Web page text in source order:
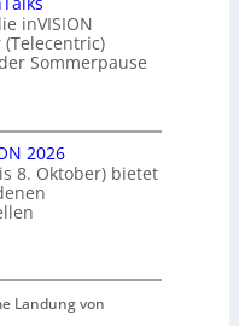
inVISION
Sommerpause
2026
8. Oktober) bietet
Landung von